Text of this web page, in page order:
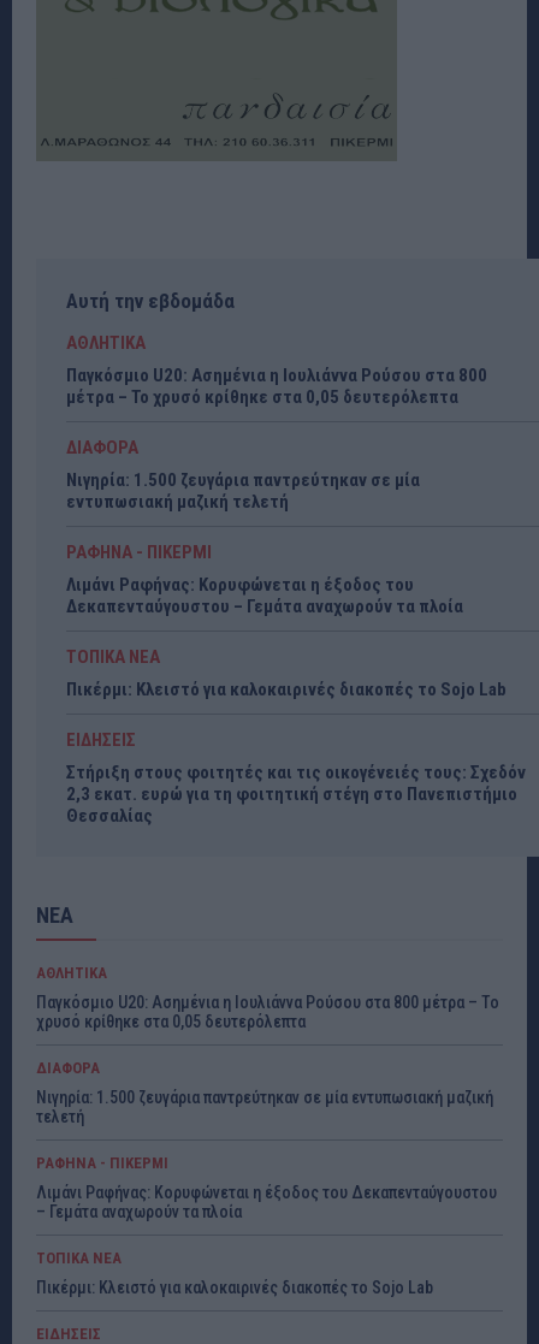
Αυτή την εβδομάδα
ΑΘΛΗΤΙΚΑ
Παγκόσμιο U20: Ασημένια η Ιουλιάννα Ρούσου στα 800
μέτρα – Το χρυσό κρίθηκε στα 0,05 δευτερόλεπτα
ΔΙΑΦΟΡΑ
Νιγηρία: 1.500 ζευγάρια παντρεύτηκαν σε μία
εντυπωσιακή μαζική τελετή
ΡΑΦΗΝΑ - ΠΙΚΕΡΜΙ
Λιμάνι Ραφήνας: Κορυφώνεται η έξοδος του
Δεκαπενταύγουστου – Γεμάτα αναχωρούν τα πλοία
ΤΟΠΙΚΑ ΝΕΑ
Πικέρμι: Κλειστό για καλοκαιρινές διακοπές το Sojo Lab
ΕΙΔΗΣΕΙΣ
Στήριξη στους φοιτητές και τις οικογένειές τους: Σχεδόν
2,3 εκατ. ευρώ για τη φοιτητική στέγη στο Πανεπιστήμιο
Θεσσαλίας
ΝΕΑ
ΑΘΛΗΤΙΚΑ
Παγκόσμιο U20: Ασημένια η Ιουλιάννα Ρούσου στα 800 μέτρα – Το
χρυσό κρίθηκε στα 0,05 δευτερόλεπτα
ΔΙΑΦΟΡΑ
Νιγηρία: 1.500 ζευγάρια παντρεύτηκαν σε μία εντυπωσιακή μαζική
τελετή
ΡΑΦΗΝΑ - ΠΙΚΕΡΜΙ
Λιμάνι Ραφήνας: Κορυφώνεται η έξοδος του Δεκαπενταύγουστου
– Γεμάτα αναχωρούν τα πλοία
ΤΟΠΙΚΑ ΝΕΑ
Πικέρμι: Κλειστό για καλοκαιρινές διακοπές το Sojo Lab
ΕΙΔΗΣΕΙΣ